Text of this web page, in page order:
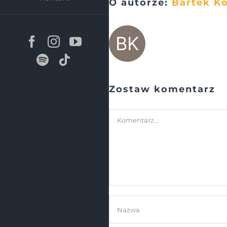
Facebook
InstagramYouTube
Spotify
O autorze: Bartek
Zostaw komentarz